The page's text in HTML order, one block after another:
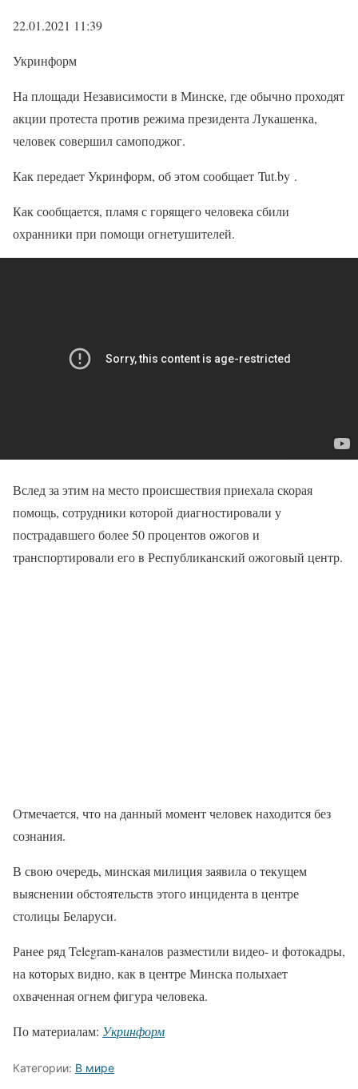
22.01.2021 11:39
Укринформ
На площади Независимости в Минске, где обычно проходят
акции протеста против режима президента Лукашенка,
человек совершил самоподжог.
Как передает Укринформ, об этом сообщает Tut.by .
Как сообщается, пламя с горящего человека сбили
охранники при помощи огнетушителей.
Вслед за этим на место происшествия приехала скорая
помощь, сотрудники которой диагностировали у
пострадавшего более 50 процентов ожогов и
транспортировали его в Республиканский ожоговый центр.
Отмечается, что на данный момент человек находится без
сознания.
В свою очередь, минская милиция заявила о текущем
выяснении обстоятельств этого инцидента в центре
столицы Беларуси.
Ранее ряд Telegram-каналов разместили видео- и фотокадры,
на которых видно, как в центре Минска полыхает
охваченная огнем фигура человека.
По материалам: Укринформ
Категории: В мире